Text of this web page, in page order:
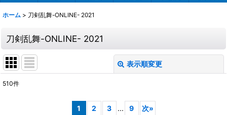
ホーム > 刀剣乱舞-ONLINE- 2021
刀剣乱舞-ONLINE- 2021
表示順変更
510件
1 2 3 ... 9 次»